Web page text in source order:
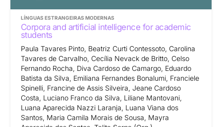
LÍNGUAS ESTRANGEIRAS MODERNAS
Corpora and artificial intelligence for academic
students
Paula Tavares Pinto, Beatriz Curti Contessoto, Carolina
Tavares de Carvalho, Cecília Nevack de Britto, Celso
Fernando Rocha, Diva Cardoso de Camargo, Eduardo
Batista da Silva, Emiliana Fernandes Bonalumi, Franciele
Spinelli, Francine de Assis Silveira, Jeane Cardoso
Costa, Luciano Franco da Silva, Liliane Mantovani,
Luana Aparecida Nazzi Laranja, Luana Viana dos
Santos, Maria Camila Morais de Sousa, Mayra